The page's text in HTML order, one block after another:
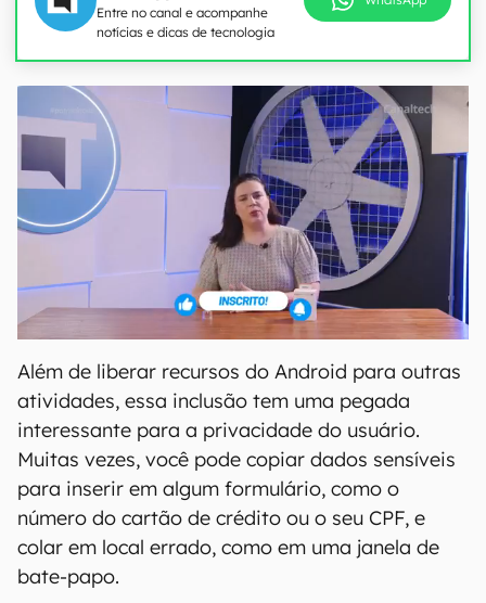
Entre no canal e acompanhe
notícias e dicas de tecnologia
Além de liberar recursos do Android para outras
atividades, essa inclusão tem uma pegada
interessante para a privacidade do usuário.
Muitas vezes, você pode copiar dados sensíveis
para inserir em algum formulário, como o
número do cartão de crédito ou o seu CPF, e
colar em local errado, como em uma janela de
bate-papo.